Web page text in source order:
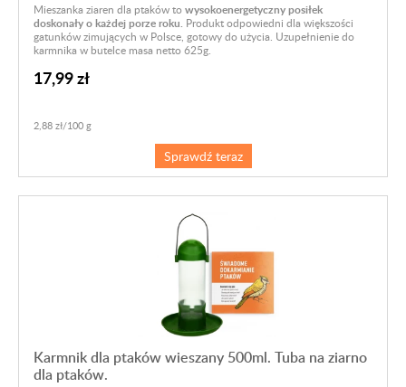
Mieszanka ziaren dla ptaków towysokoenergetyczny posiłek
doskonały o każdej porze roku. Produkt odpowiedni dla większości
gatunków zimujących w Polsce, gotowy do użycia. Uzupełnienie do
karmnika w butelce masa netto 625g.
17,99 zł
2,88 zł/100 g
Sprawdź teraz
Karmnik dla ptaków wieszany 500ml. Tuba na ziarno
dla ptaków.